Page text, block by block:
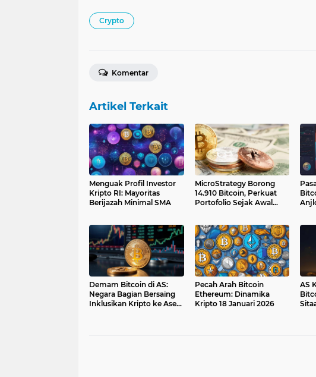
Crypto
Komentar
Artikel Terkait
Menguak Profil Investor
Kripto RI: Mayoritas
Berijazah Minimal SMA
MicroStrategy Borong
14.910 Bitcoin, Perkuat
Portofolio Sejak Awal
Demam Bitcoin di AS:
Negara Bagian Bersaing
Inklusikan Kripto ke Aset
Pecah Arah Bitcoin
Ethereum: Dinamika
Kripto 18 Januari 2026
AS